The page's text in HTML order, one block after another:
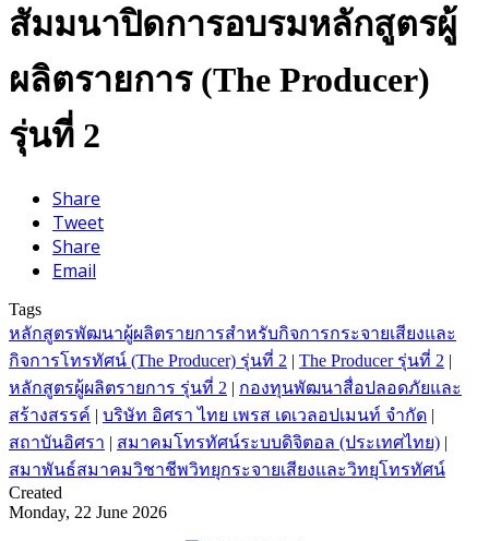
สัมมนาปิดการอบรมหลักสูตรผู้
ผลิตรายการ (The Producer)
รุ่นที่ 2
Share
Tweet
Share
Email
Tags
หลักสูตรพัฒนาผู้ผลิตรายการสำหรับกิจการกระจายเสียงและ
กิจการโทรทัศน์ (The Producer) รุ่นที่ 2 | The Producer รุ่นที่ 2 |
หลักสูตรผู้ผลิตรายการ รุ่นที่ 2 | กองทุนพัฒนาสื่อปลอดภัยและ
สร้างสรรค์ | บริษัท อิศรา ไทย เพรส เดเวลอปเมนท์ จำกัด |
สถาบันอิศรา | สมาคมโทรทัศน์ระบบดิจิตอล (ประเทศไทย) |
สมาพันธ์สมาคมวิชาชีพวิทยุกระจายเสียงและวิทยุโทรทัศน์
Created
Monday, 22 June 2026